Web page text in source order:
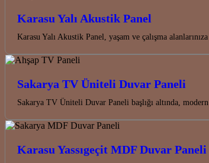
Karasu Yalı Akustik Panel
Karasu Yalı Akustik Panel, yaşam ve çalışma
Sakarya TV Üniteli Duvar Paneli
Sakarya TV Üniteli Duvar Paneli başlığı altında,
Karasu Yassıgeçit MDF Duvar Paneli